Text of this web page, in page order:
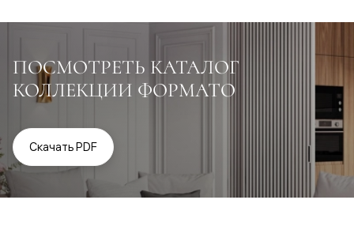
ПОСМОТРЕТЬ КАТАЛОГ
КОЛЛЕКЦИИ ФОРМАТО
Скачать PDF